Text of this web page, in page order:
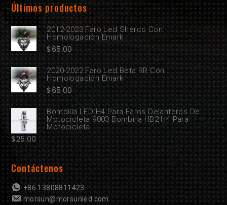
Últimos productos
2012-2023 Faro Led Sherco Con
Homologación Emark
$65.00
2020-2022 Faro Led Beta RR Con
Homologación Emark
$65.00
Bombilla LED H4 Para Faros Delanteros De
Motocicleta 9003 Bombilla HB2 H4 Para
Motocicleta
$25.00
Contáctenos
+86 13808811423
morsun@morsunled.com